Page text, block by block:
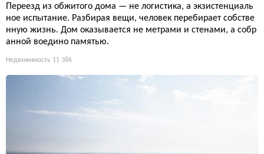
Переезд из обжитого дома — не логистика, а экзистенциаль
ное испытание. Разбирая вещи, человек перебирает собстве
нную жизнь. Дом оказывается не метрами и стенами, а собр
анной воедино памятью.
Недвижимость 11 386